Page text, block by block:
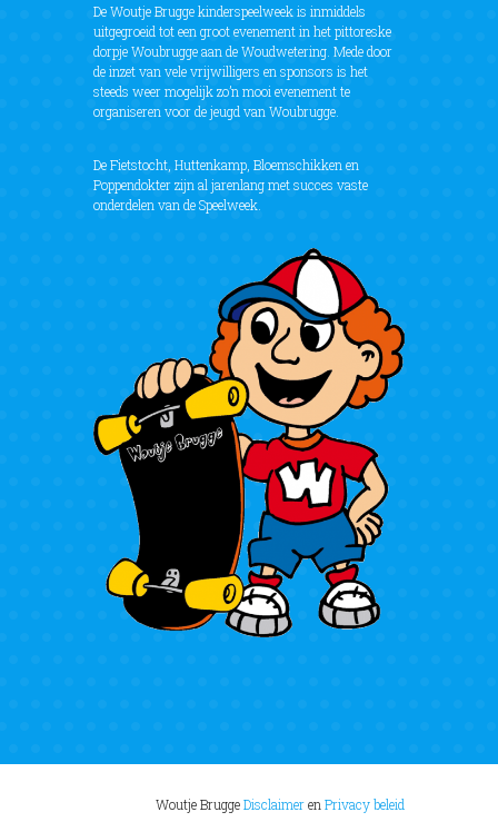
De Woutje Brugge kinderspeelweek is inmiddels
uitgegroeid tot een groot evenement in het pittoreske
dorpje Woubrugge aan de Woudwetering. Mede door
de inzet van vele vrijwilligers en sponsors is het
steeds weer mogelijk zo’n mooi evenement te
organiseren voor de jeugd van Woubrugge.
De Fietstocht, Huttenkamp, Bloemschikken en
Poppendokter zijn al jarenlang met succes vaste
onderdelen van de Speelweek.
Woutje BruggeDisclaimeren Privacy beleid